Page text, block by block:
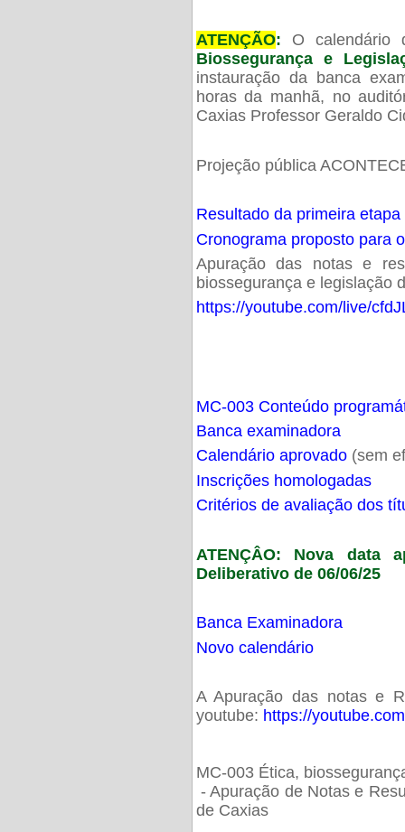
ATENÇÃO: O calendário
Biossegurança e
instauração da banca
horas da manhã, no
Caxias Professor Geraldo
Projeção pública
Resultado da primeira
Cronograma proposto para
Apuração das notas e
biossegurança e legislação
https://youtube.com/live/
MC-003 Conteúdo
Banca examinadora
Calendário aprovado(sem
Inscrições homologadas
Critérios de avaliação dos
ATENÇÂO: Nova data
Deliberativo de 06/06/25
Banca Examinadora
Novo calendário
A Apuração das notas e
youtube: https://
MC-003 Ética,
- Apuração de Notas e
de Caxias